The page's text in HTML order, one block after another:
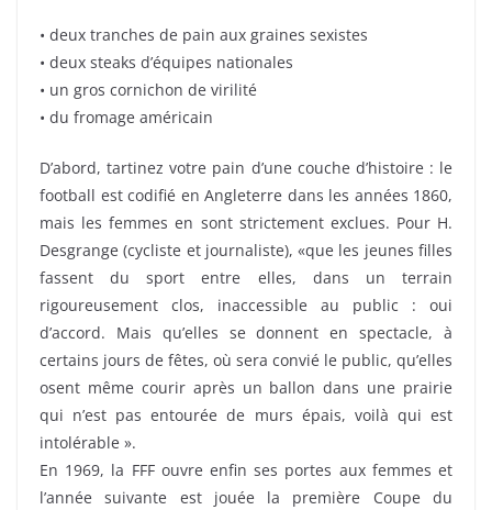
• deux tranches de pain aux graines sexistes
• deux steaks d’équipes nationales
• un gros cornichon de virilité
• du fromage américain
D’abord, tartinez votre pain d’une couche d’histoire : le
football est codifié en Angleterre dans les années 1860,
mais les femmes en sont strictement exclues. Pour H.
Desgrange (cycliste et journaliste), «que les jeunes filles
fassent du sport entre elles, dans un terrain
rigoureusement clos, inaccessible au public : oui
d’accord. Mais qu’elles se donnent en spectacle, à
certains jours de fêtes, où sera convié le public, qu’elles
osent même courir après un ballon dans une prairie
qui n’est pas entourée de murs épais, voilà qui est
intolérable ».
En 1969, la FFF ouvre enfin ses portes aux femmes et
l’année suivante est jouée la première Coupe du